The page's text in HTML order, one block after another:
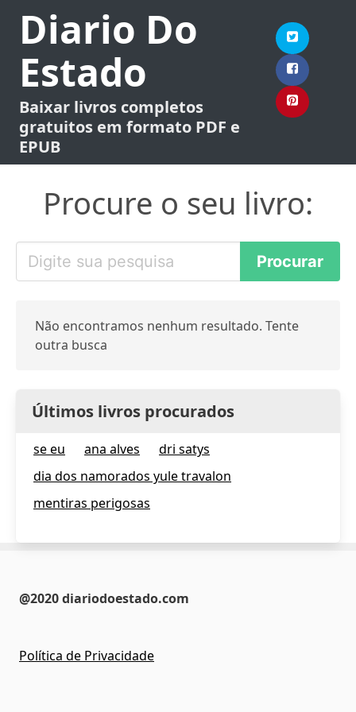
Diario Do
Estado
Baixar livros completos
gratuitos em formato PDF e
EPUB
Procure o seu livro:
Não encontramos nenhum resultado. Tente
outra busca
Últimos livros procurados
se eu ana alves
dri satys
dia dos namorados yule travalon
mentiras perigosas
@2020 diariodoestado.com
Política de Privacidade